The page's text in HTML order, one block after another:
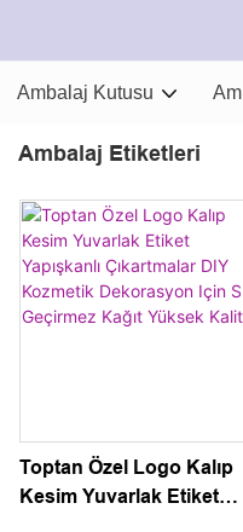
Ambalaj Kutusu
Ambalaj Etiketleri
Toptan Özel Logo Kalıp
Kesim Yuvarlak Etiket